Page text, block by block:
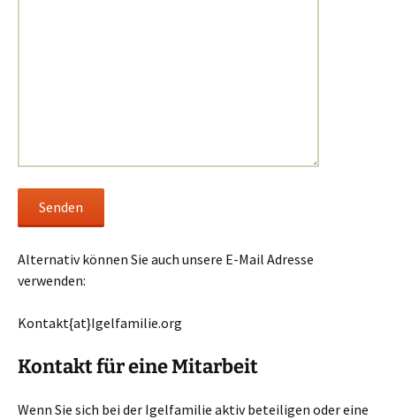
Alternativ können Sie auch unsere E-Mail Adresse
verwenden:
Kontakt{at}Igelfamilie.org
Kontakt für eine Mitarbeit
Wenn Sie sich bei der Igelfamilie aktiv beteiligen oder eine